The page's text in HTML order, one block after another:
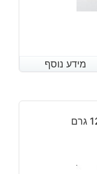
מידע נוסף
מידע נוסף